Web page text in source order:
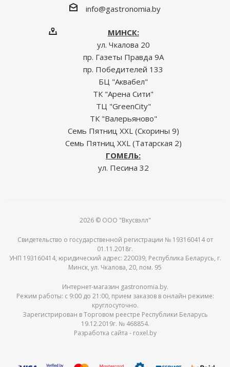
info@gastronomia.by
МИНСК:
ул. Чкалова 20
пр. Газеты Правда 9А
пр. Победителей 133
БЦ "Аквабел"
ТК "Арена Сити"
ТЦ "GreenCity"
ТК "Валерьяново"
Семь Пятниц XXL (Скорины 9)
Семь Пятниц XXL (Татарская 2)
ГОМЕЛЬ:
ул. Песина 32
2026 © ООО "Вкусвэлл"
Свидетельство о государственной регистрации № 193160414 от
01.11.2018г.
УНП 193160414, юридический адрес: 220039, Республика Беларусь, г.
Минск, ул. Чкалова, 20, пом. 95
Интернет-магазин gastronomia.by.
Режим работы: c 9:00 до 21:00, прием заказов в онлайн режиме:
круглосуточно.
Зарегистрирован в Торговом реестре Республики Беларусь
19.12.2019г. № 468854.
Разработка сайта - roxel.by